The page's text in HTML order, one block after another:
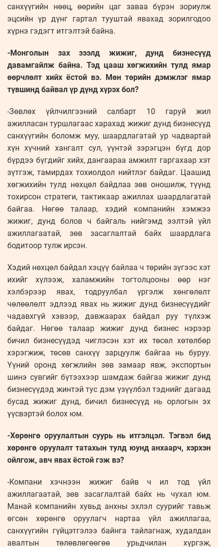
санхүүгийн нөөц, өөрийн цаг заваа бүрэн зориулж
эцсийн үр дүнг гартал тууштай явахад зорилгодоо
хүрнэ гэдэгт итгэлтэй байна.
-Монголын зах зээлд жижиг, дунд бизнесүүд
давамгайлж байна. Тэд цааш хөгжихийн тулд ямар
өөрчлөлт хийх ёстой вэ. Мөн төрийн дэмжлэг ямар
түвшинд байвал үр дүнд хүрэх бол?
-Зөвлөх үйлчилгээний салбарт 10 гаруй жил
ажилласан туршлагаас харахад жижиг дунд бизнесүүд
санхүүгийн боломж муу, шаардлагатай ур чадвартай
хүн хүчний хангалт сул, үүнтэй зэрэгцэн бүгд дор
бүрдээ бүгдийг хийх, дангаараа амжилт гаргахаар хэт
зүтгэж, тамирдах тохиолдол нийтлэг байдаг. Цаашид
хөгжихийн тулд нөхцөл байдлаа зөв оношилж, түүнд
тохирсон стратеги, тактикаар ажиллах шаардлагатай
байгаа. Нөгөө талаар, хэдий компанийн хэмжээ
жижиг, дунд болов ч байгаль нийгэмд ээлтэй үйл
ажиллагаатай, зөв засаглалтай байх шаардлага
бодитоор тулж ирсэн.
Хэдий нөхцөл байдал хэцүү байлаа ч төрийн зүгээс хэт
ихийг хүлээж, халамжийн тогтолцооны өөр нэг
хэлбэрээр явах, тодруулбал үргэлж хөнгөлөлт
чөлөөлөлт эдлээд явах нь жижиг дунд бизнесүүдийг
чадавхгүй хэвээр, давжаарах байдал руу түлхэж
байдаг. Нөгөө талаар жижиг дунд бизнес нэрээр
бичил бизнесүүдэд чиглэсэн хэт их төсөл хөтөлбөр
хэрэгжиж, төсөв санхүү зарцуулж байгаа нь буруу.
Үүний оронд хөгжлийн зөв замаар явж, экспортын
шинэ сувгийг бүтээхээр шамдаж байгаа жижиг дунд
бизнесүүдэд жинтэй тус дэм үзүүлбэл тэднийг дагаад
бусад жижиг дунд, бичил бизнесүүд нь орлогын эх
үүсвэртэй болох юм.
-Хөрөнгө оруулалтын суурь нь итгэлцэл. Тэгвэл бид
хөрөнгө оруулалт татахын тулд юунд анхаарч, хэрхэн
ойлгож, авч явах ёстой гэж вэ?
-Компани хэчнээн жижиг байв ч ил тод үйл
ажиллагаатай, зөв засаглалтай байх нь чухал юм.
Манай компанийн хувьд анхны эхлэл суурийг тавьж
өгсөн хөрөнгө оруулагч нартаа үйл ажиллагаа,
санхүүгийн гүйцэтгэлээ байнга тайлагнаж, худалдан
авалтын төлөвлөгөөгөө урьдчилан хүргэж,